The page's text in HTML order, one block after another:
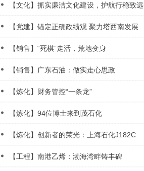
【文化】抓实廉洁文化建设，护航行稳致远
【党建】锚定正确政绩观 聚力塔西南发展
【销售】“死棋”走活，荒地变身
【销售】广东石油：做实走心思政
【炼化】财务管控“一条龙”
【炼化】94位博士来到茂石化
【炼化】创新者的荣光：上海石化J182C
【工程】南港乙烯：渤海湾畔铸丰碑